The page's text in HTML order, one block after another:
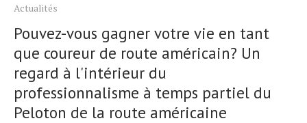
Actualités
Pouvez-vous gagner votre vie en tant
que coureur de route américain? Un
regard à l'intérieur du
professionnalisme à temps partiel du
Peloton de la route américaine